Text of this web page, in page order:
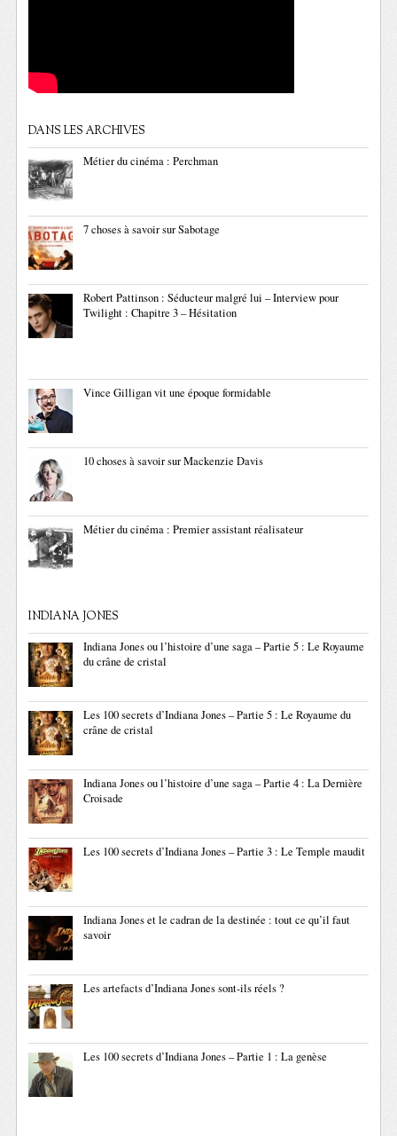
DANS LES ARCHIVES
Métier du cinéma : Perchman
7 choses à savoir sur Sabotage
Robert Pattinson : Séducteur malgré lui – Interview pour
Twilight : Chapitre 3 – Hésitation
Vince Gilligan vit une époque formidable
10 choses à savoir sur Mackenzie Davis
Métier du cinéma : Premier assistant réalisateur
INDIANA JONES
Indiana Jones ou l’histoire d’une saga – Partie 5 : Le Royaume
du crâne de cristal
Les 100 secrets d’Indiana Jones – Partie 5 : Le Royaume du
crâne de cristal
Indiana Jones ou l’histoire d’une saga – Partie 4 : La Dernière
Croisade
Les 100 secrets d’Indiana Jones – Partie 3 : Le Temple maudit
Indiana Jones et le cadran de la destinée : tout ce qu’il faut
savoir
Les artefacts d’Indiana Jones sont-ils réels ?
Les 100 secrets d’Indiana Jones – Partie 1 : La genèse